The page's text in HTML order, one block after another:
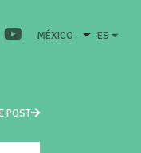
MÉXICO ES
POST